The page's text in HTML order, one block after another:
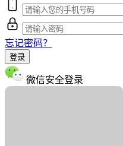
忘记密码？
登录
微信安全登录